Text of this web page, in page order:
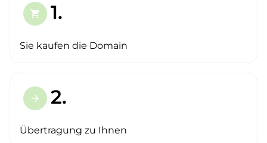
shopping_cart 1.
Sie kaufen die Domain
arrow_forward 2.
Übertragung zu Ihnen